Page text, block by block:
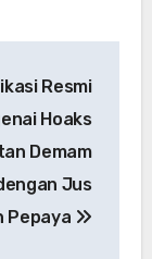
Resmi
Hoaks
Demam
Jus
Pepaya